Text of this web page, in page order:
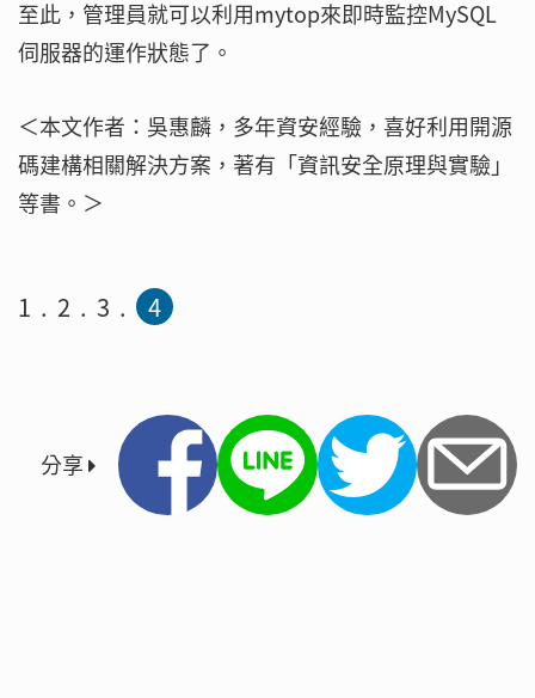
至此，管理員就可以利用mytop來即時監控MySQL
伺服器的運作狀態了。
＜本文作者：吳惠麟，多年資安經驗，喜好利用開源
碼建構相關解決方案，著有「資訊安全原理與實驗」
等書。＞
1 2 3 4
分享